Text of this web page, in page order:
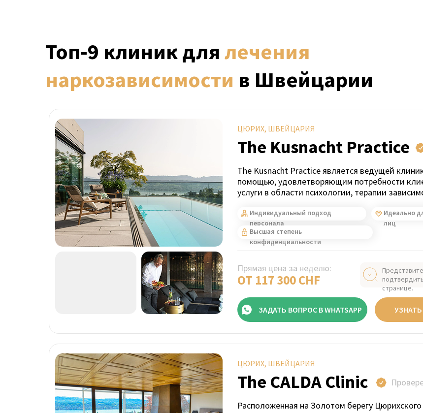
Топ-9 клиник для лечения
наркозависимости в Швейцарии
ЦЮРИХ, ШВЕЙЦАРИЯ
The Kusnacht Practice
Прямая цена за неделю:
The Kusnacht Practice является ведущей
помощью, удовлетворяющим потребности
услуги в области психологии, терапии
ОТ 117 300 CHF
ЗАДАТЬ ВОПРОС В WHATSAPP
странице.
Индивидуальный подход
персонала
Идеально
лиц
Высшая степень
конфиденциальности
ЦЮРИХ, ШВЕЙЦАРИЯ
The CALDA Clinic
Расположенная на Золотом берегу